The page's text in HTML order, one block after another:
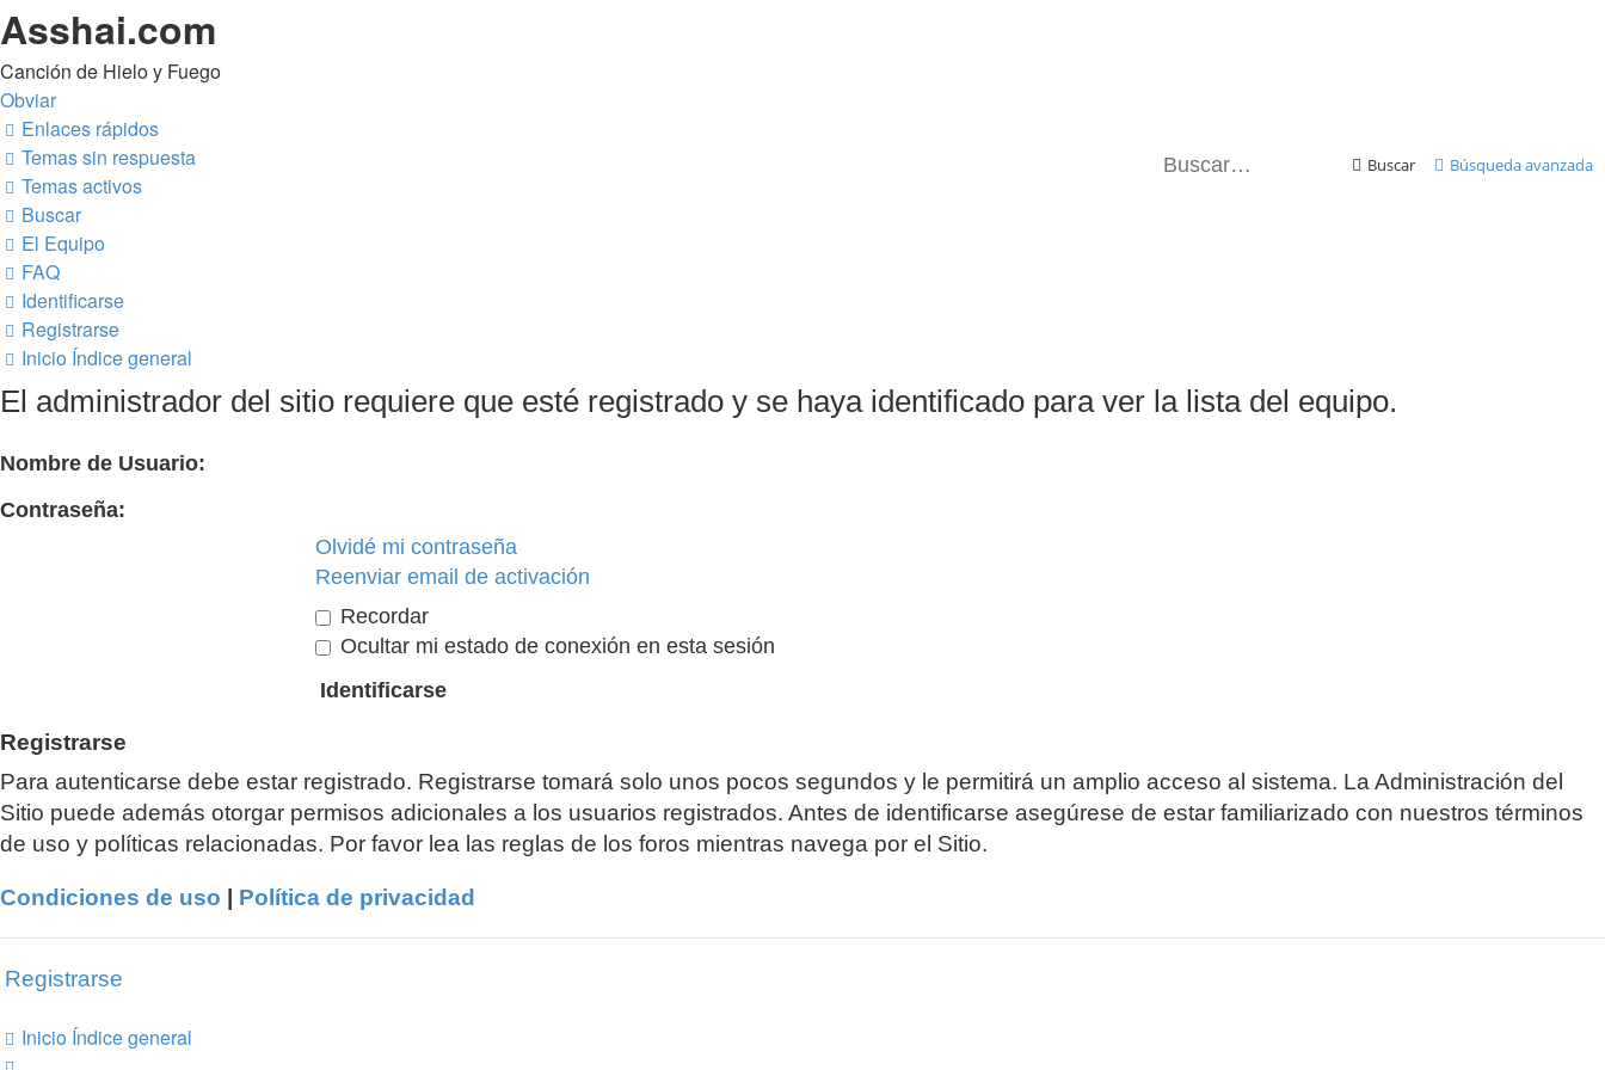
Asshai.com
Canción de Hielo y Fuego
Obviar
Buscar Búsqueda avanzada
Enlaces rápidos
Temas sin respuesta
Temas activos
Buscar
El Equipo
FAQ
Identificarse
Registrarse
Inicio Índice general
El administrador del sitio requiere que esté registrado y se haya identificado para ver la lista del equipo.
Nombre de Usuario:
Contraseña:
Olvidé mi contraseña
Reenviar email de activación
Recordar
Ocultar mi estado de conexión en esta sesión
Registrarse
Para autenticarse debe estar registrado. Registrarse tomará solo unos pocos segundos y le permitirá un amplio acceso al sistema. La Administración del
Sitio puede además otorgar permisos adicionales a los usuarios registrados. Antes de identificarse asegúrese de estar familiarizado con nuestros términos
de uso y políticas relacionadas. Por favor lea las reglas de los foros mientras navega por el Sitio.
Condiciones de uso Política de privacidad
Registrarse
Inicio Índice general